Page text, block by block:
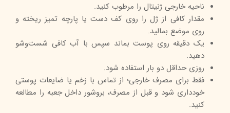
ناحیه خارجی ژنیتال را مرطوب کنید.
مقدار کافی از ژل را روی کف دست یا پارچه تمیز ریخته و
روی موضع بمالید.
یک دقیقه روی پوست بماند سپس با آب کافی شست‌وشو
دهید.
روزی حداقل دو بار استفاده شود.
فقط برای مصرف خارجی؛ از تماس با زخم یا ضایعات پوستی
خودداری شود و قبل از مصرف، بروشور داخل جعبه را مطالعه
کنید.